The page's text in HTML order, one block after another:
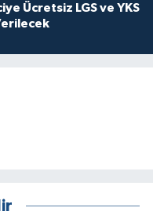
Ücretsiz LGS ve YKS